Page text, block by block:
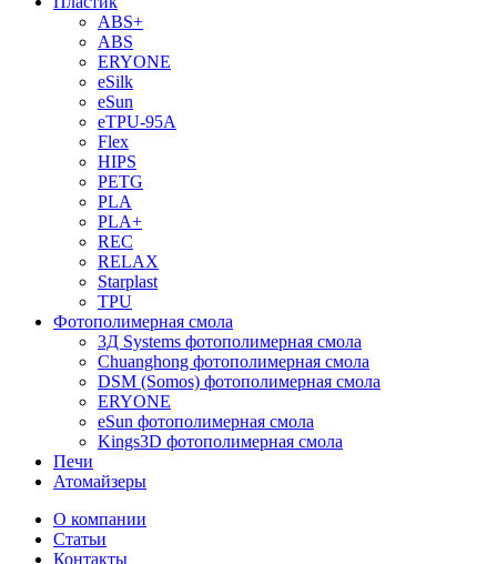
ABS+
ABS
ERYONE
eSilk
eSun
eTPU-95A
Flex
HIPS
PETG
PLA
PLA+
REC
RELAX
Starplast
TPU
Фотополимерная смола
3Д Systems фотополимерная смола
Chuanghong фотополимерная смола
DSM (Somos) фотополимерная смола
ERYONE
eSun фотополимерная смола
Kings3D фотополимерная смола
Печи
Атомайзеры
О компании
Статьи
Контакты